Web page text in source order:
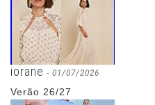
iorane - 01/07/2026
Verão 26/27